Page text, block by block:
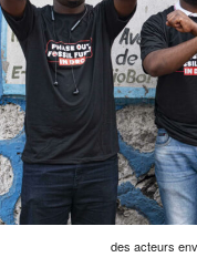
des acteurs